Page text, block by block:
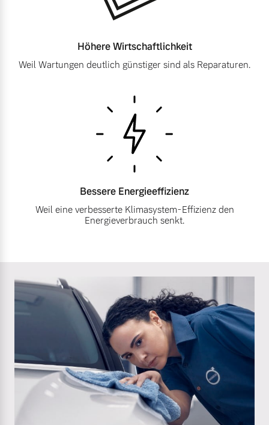
HöhereWirtschaftlichkeit
Weil Wartungen deutlich günstiger sind als Reparaturen.
Bessere Energieeffizienz
Weil eine verbesserte Klimasystem-Effizienz den
Energieverbrauch senkt.